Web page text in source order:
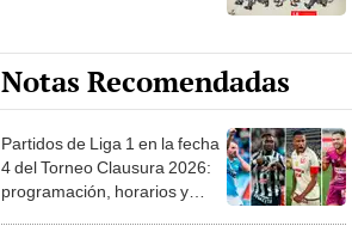
Notas Recomendadas
Partidos de Liga 1 en la fecha
4 del Torneo Clausura 2026:
programación, horarios y